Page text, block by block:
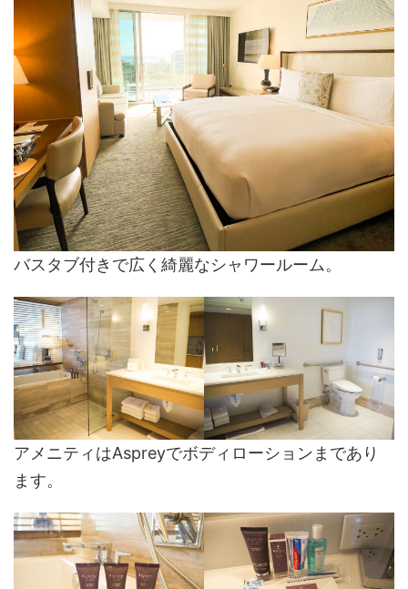
バスタブ付きで広く綺麗なシャワールーム。
アメニティはAspreyでボディローションまであり
ます。